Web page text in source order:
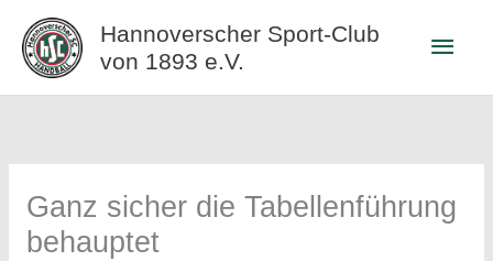
Inhalt
springen
Hannoverscher Sport-Club
von 1893 e.V.
Ganz sicher die Tabellenführung
behauptet